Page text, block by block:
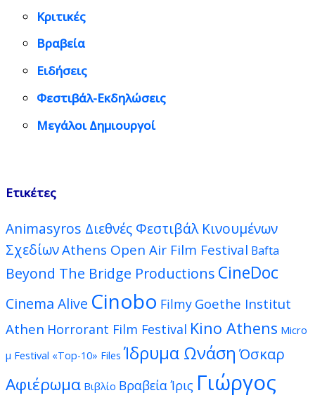
Κριτικές
Βραβεία
Ειδήσεις
Φεστιβάλ-Εκδηλώσεις
Μεγάλοι Δημιουργοί
Ετικέτες
Animasyros Διεθνές Φεστιβάλ Κινουμένων
ΣχεδίωνAthens Open Air Film Festival Bafta
Beyond The Bridge Productions CineDoc
Cinema Alive Cinobo Filmy Goethe Institut
Athen Horrorant Film Festival Kino Athens Micro
μ Festival «Top-10» Files Ίδρυμα Ωνάση Όσκαρ
Αφιέρωμα Βιβλίο Βραβεία Ίρις Γιώργος